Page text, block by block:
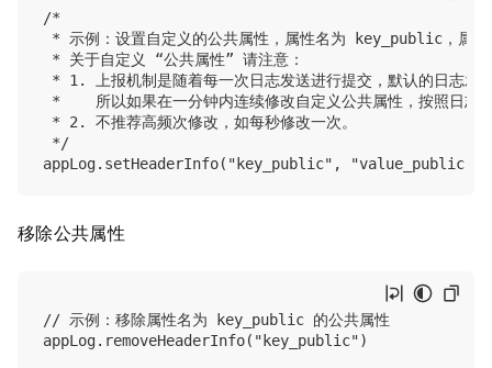
/*
* 示例：设置自定义的公共属性，属性名为 key_public，属
* 关于自定义 “公共属性” 请注意：
* 1. 上报机制是随着每一次日志发送进行提交，默认的日志发
*    所以如果在一分钟内连续修改自定义公共属性，按照日志
* 2. 不推荐高频次修改，如每秒修改一次。
*/
移除公共属性
// 示例：移除属性名为 key_public 的公共属性